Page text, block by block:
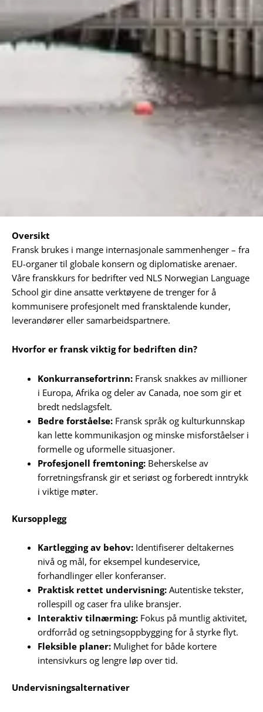
Oversikt
Fransk brukes i mange internasjonale sammenhenger – fra
EU-organer til globale konsern og diplomatiske arenaer.
Våre franskkurs for bedrifter ved NLS Norwegian Language
School gir dine ansatte verktøyene de trenger for å
kommunisere profesjonelt med fransktalende kunder,
leverandører eller samarbeidspartnere.
Hvorfor er fransk viktig for bedriften din?
Konkurransefortrinn: Fransk snakkes av millioner
i Europa, Afrika og deler av Canada, noe som gir et
bredt nedslagsfelt.
Bedre forståelse: Fransk språk og kulturkunnskap
kan lette kommunikasjon og minske misforståelser i
formelle og uformelle situasjoner.
Profesjonell fremtoning: Beherskelse av
forretningsfransk gir et seriøst og forberedt inntrykk
i viktige møter.
Kursopplegg
Kartlegging av behov: Identifiserer deltakernes
nivå og mål, for eksempel kundeservice,
forhandlinger eller konferanser.
Praktisk rettet undervisning: Autentiske tekster,
rollespill og caser fra ulike bransjer.
Interaktiv tilnærming: Fokus på muntlig aktivitet,
ordforråd og setningsoppbygging for å styrke flyt.
Fleksible planer: Mulighet for både kortere
intensivkurs og lengre løp over tid.
Undervisningsalternativer